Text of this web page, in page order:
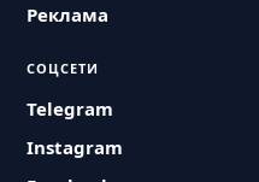
Реклама
СОЦСЕТИ
Telegram
Instagram